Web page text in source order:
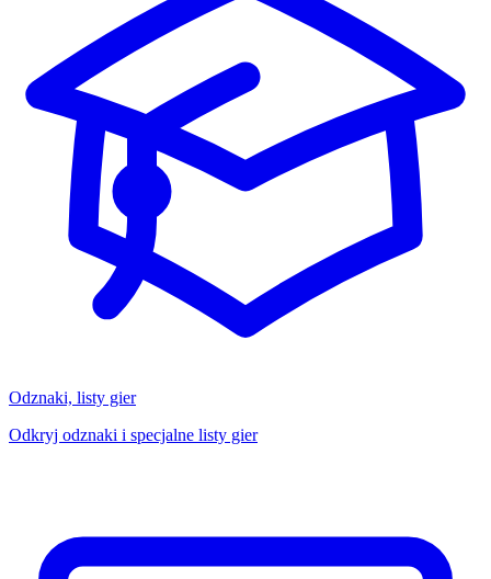
Odznaki, listy gier
Odkryj odznaki i specjalne listy gier